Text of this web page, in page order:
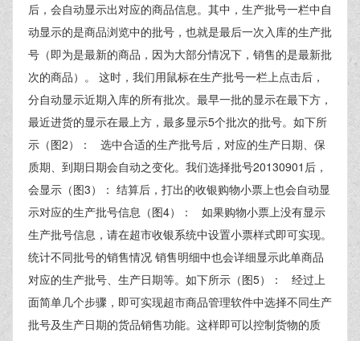
后，会自动显示出对应的商品信息。其中，生产批号一栏中自
动显示的是商品浏览中的批号，也就是最后一次入库的生产批
号（即为是最新的商品，因为大部分情况下，销售的是最新批
次的商品）。 这时，我们用鼠标在生产批号一栏上点击后，
分自动显示近期入库的所有批次。最早一批的显示在最下方，
最近进货的显示在最上方，最多显示5个批次的批号。如下所
示（图2）： 选中合适的生产批号后，对应的生产日期、保
质期、到期日期会自动之变化。我们选择批号20130901后，
会显示（图3）： 结算后，打出的收银购物小票上也会自动显
示对应的生产批号信息（图4）： 如果购物小票上没有显示
生产批号信息，请在超市收银系统中设置小票样式即可实现。
统计不同批号的销售情况 销售明细中也会详细显示此单商品
对应的生产批号、生产日期等。如下所示（图5）： 经过上
面简单几个步骤，即可实现超市商品管理软件中选择不同生产
批号及生产日期的货品销售功能。这样即可以控制货物的质